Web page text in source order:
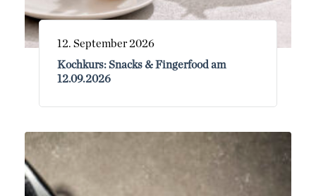
12. September 2026
Kochkurs: Snacks & Fingerfood am
12.09.2026